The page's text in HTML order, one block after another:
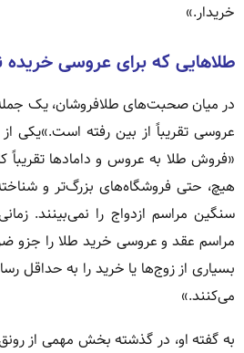
خریدار.»
طلاهایی که برای عروسی
در میان صحبت‌های طلافروشان، یک
عروسی تقریباً از بین رفته است.»یکی
«فروش طلا به عروس و دامادها
هیچ، حتی فروشگاه‌های بزرگ‌تر و
سنگین مراسم ازدواج را نمی‌بینند.
مراسم عقد و عروسی خرید طلا را جزو
بسیاری از زوج‌ها یا خرید را به حداقل
می‌کنند.»
به گفته او، در گذشته بخش مهمی از رونق